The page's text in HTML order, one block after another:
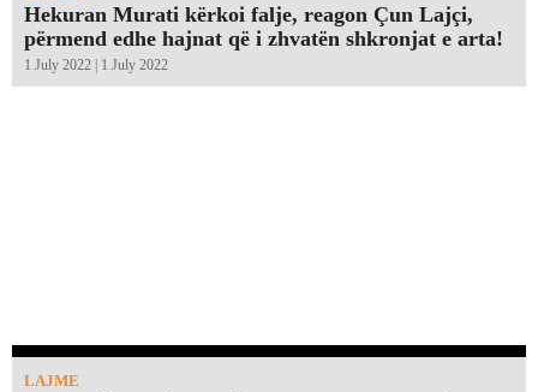
Hekuran Murati kërkoi falje, reagon Çun Lajçi,
përmend edhe hajnat që i zhvatën shkronjat e arta!￼
1 July 2022 | 1 July 2022
LAJME